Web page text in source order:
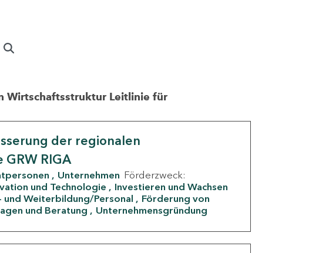
Wirtschaftsstruktur Leitlinie für
der regionalen
RIGA
Unternehmen Förderzweck:
und Technologie
Investieren und Wachsen
und Weiterbildung/Personal
Förderung von
und Beratung Unternehmensgründung